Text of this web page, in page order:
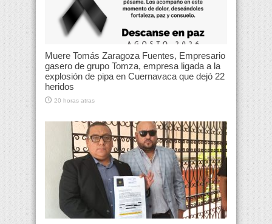
Muere Tomás Zaragoza Fuentes, Empresario
gasero de grupo Tomza, empresa ligada a la
explosión de pipa en Cuernavaca que dejó 22
heridos
20 horas atras